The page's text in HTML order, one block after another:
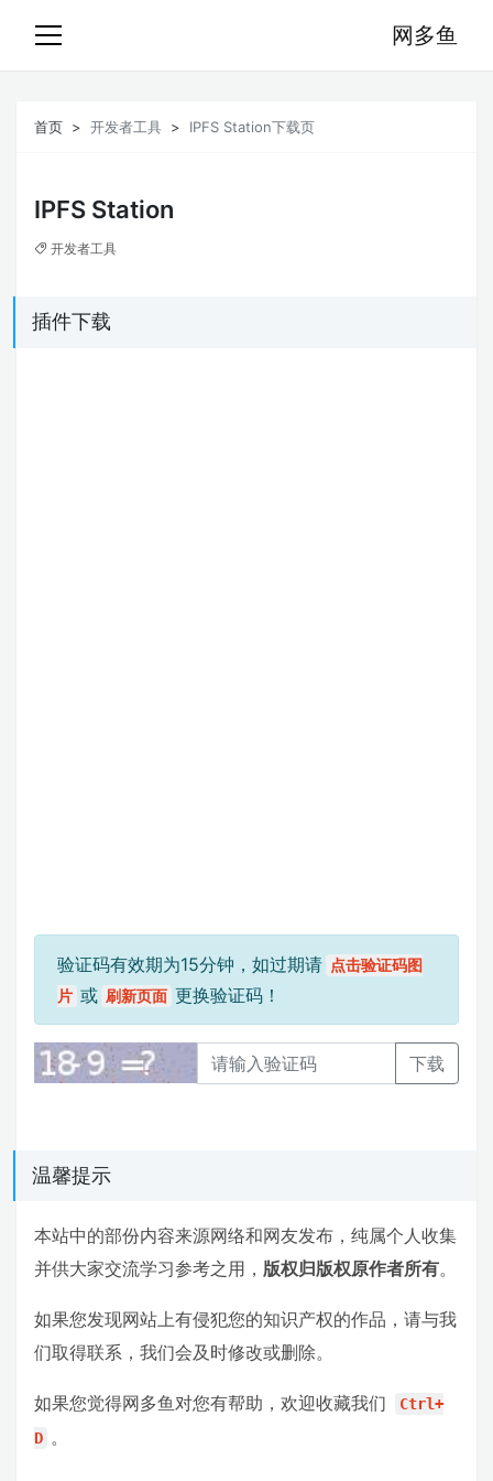
网多鱼
首页 开发者工具 IPFS Station下载页
IPFS Station
开发者工具
插件下载
验证码有效期为15分钟，如过期请 点击验证码图
片 或 刷新页面 更换验证码！
下载
温馨提示
本站中的部份内容来源网络和网友发布，纯属个人收集
并供大家交流学习参考之用， 版权归版权原作者所有。
如果您发现网站上有侵犯您的知识产权的作品，请与我
们取得联系，我们会及时修改或删除。
如果您觉得网多鱼对您有帮助，欢迎收藏我们
Ctrl+
D 。